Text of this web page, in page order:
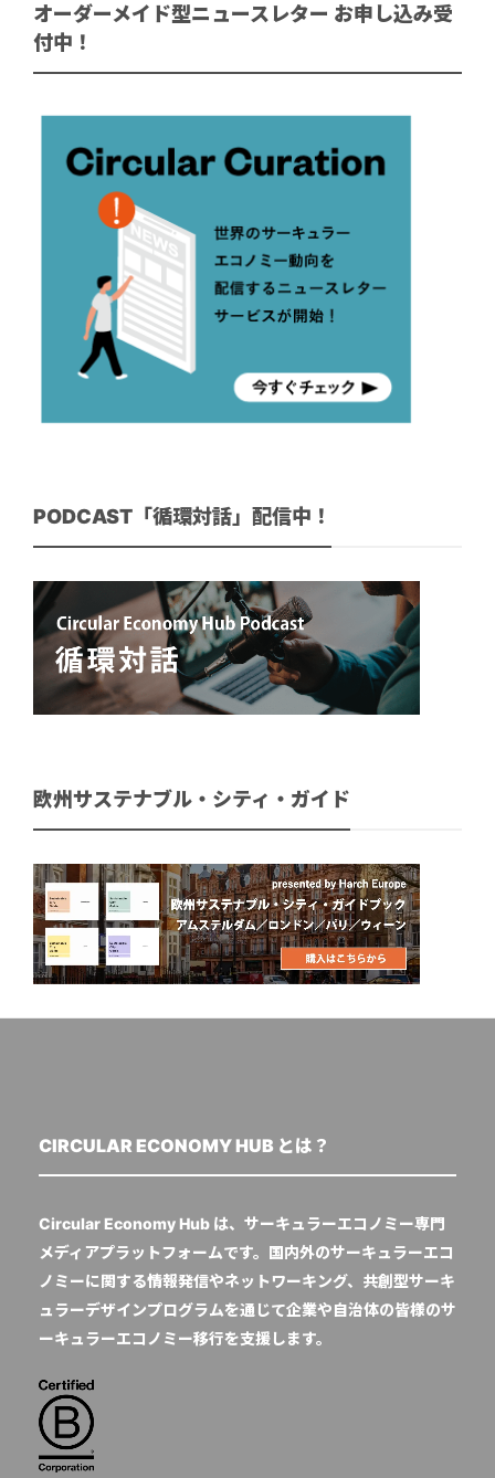
オーダーメイド型ニュースレター お申し込み受
付中！
PODCAST「循環対話」配信中！
欧州サステナブル・シティ・ガイド
CIRCULAR ECONOMY HUB とは？
Circular Economy Hub は、サーキュラーエコノミー専門
メディアプラットフォームです。国内外のサーキュラーエコ
ノミーに関する情報発信やネットワーキング、共創型サーキ
ュラーデザインプログラムを通じて企業や自治体の皆様のサ
ーキュラーエコノミー移行を支援します。